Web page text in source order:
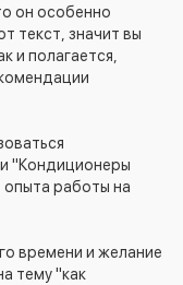
он особенно
текст, значит вы
и полагается,
"Кондиционеры
работы на
времени и желание
тему "как